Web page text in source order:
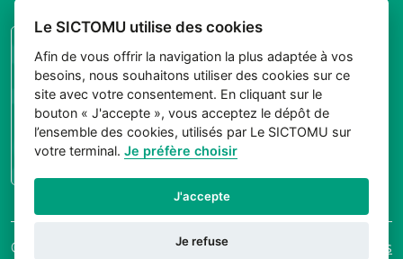
PORTAIL ÉLUS
CONNEXION
© 2026 Sictomu. Tout
Mentions légales
Le SICTOMU utilise des cookies
Afin de vous offrir la navigation la plus adaptée à vos
besoins, nous souhaitons utiliser des cookies sur ce
site avec votre consentement. En cliquant sur le
bouton « J'accepte », vous acceptez le dépôt de
l’ensemble des cookies, utilisés par Le SICTOMU sur
votre terminal.Je préfère choisir
J'accepte
Je refuse